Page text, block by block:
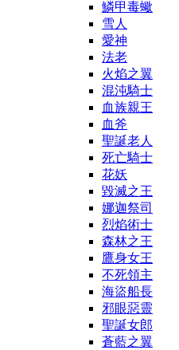
鱗甲毒蠍
雪人
愛神
法老
火焰之翼
混沌騎士
血族親王
血斧
聖誕老人
死亡騎士
花妖
毀滅之王
娜迦祭司
烈焰術士
森林之王
鷹身女王
不死領主
海盜船長
邪眼惡靈
聖誕女郎
蒼藍之翼